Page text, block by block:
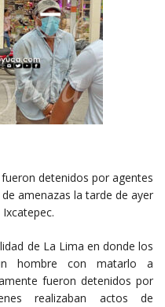
detenidos por agentes
amenazas la tarde de ayer
de La Lima en donde los
hombre con matarlo a
fueron detenidos por
realizaban actos de